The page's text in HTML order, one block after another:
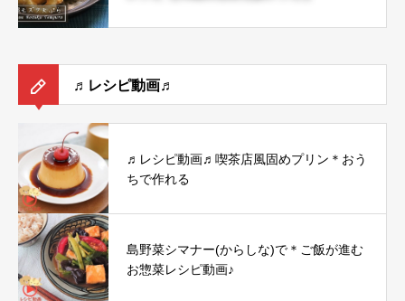
♬レシピ動画♬
♬レシピ動画♬喫茶店風固めプリン＊おう
ちで作れる
島野菜シマナー(からしな)で＊ご飯が進む
お惣菜レシピ動画♪